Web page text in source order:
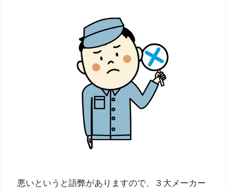
悪いというと語弊がありますので、３大メーカー